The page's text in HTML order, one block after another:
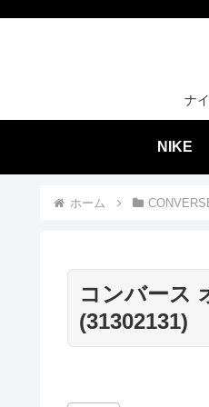
ナ
NIKE
ホーム
コンバース
(31302131)